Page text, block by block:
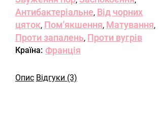
Антибактеріальне, Від чорних
цяток, Пом'якшення, Матування,
Проти запалень, Проти вугрів
Країна: Франція
Опис Відгуки (3)